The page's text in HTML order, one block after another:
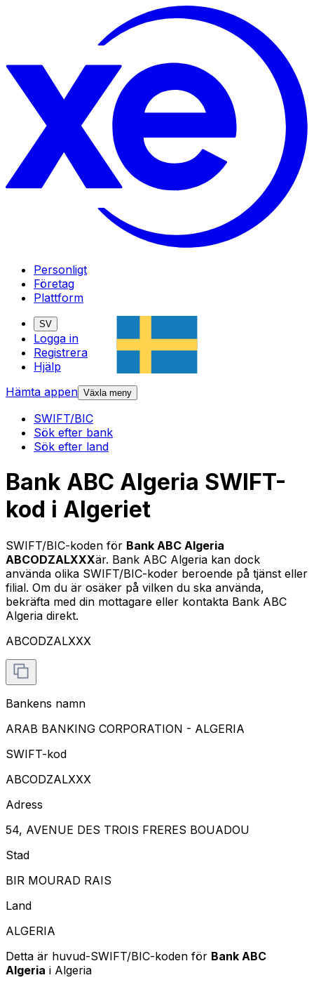
Personligt
Företag
Plattform
SV
Logga in
Registrera
Hjälp
Hämta appen Växla meny
SWIFT/BIC
Sök efter bank
Sök efter land
Bank ABC Algeria SWIFT-
kod i Algeriet
SWIFT/BIC-koden för Bank ABC Algeria
ABCODZALXXXär. Bank ABC Algeria kan dock
använda olika SWIFT/BIC-koder beroende på tjänst eller
filial. Om du är osäker på vilken du ska använda,
bekräfta med din mottagare eller kontakta Bank ABC
Algeria direkt.
ABCODZALXXX
Bankens namn
ARAB BANKING CORPORATION - ALGERIA
SWIFT-kod
ABCODZALXXX
Adress
54, AVENUE DES TROIS FRERES BOUADOU
Stad
BIR MOURAD RAIS
Land
ALGERIA
Detta är huvud-SWIFT/BIC-koden för Bank ABC
Algeria i Algeria